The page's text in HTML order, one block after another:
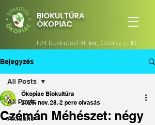
BIOKULTÚRA
ÖKOPIAC
1124 Budapest XII ker, Csörsz u. 18.
Bejegyzés
All Posts
Aktualis
All Posts
Czémán Méhészet: négy
Ökopiac Biokultúra
2025. nov. 28. 2 perc olvasás